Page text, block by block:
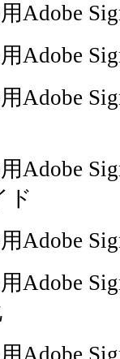
用Adobe
用Adobe
用Adobe
用Adobe
ド
用Adobe
用Adobe
用Adobe